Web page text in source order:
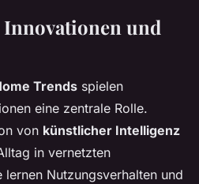
und
Trends spielen
eine zentrale Rolle.
von künstlicher Intelligenz
in vernetzten
lernen Nutzungsverhalten und